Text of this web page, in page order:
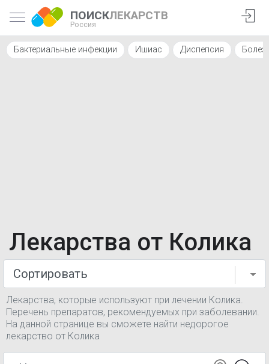
ПОИСКЛЕКАРСТВ
Россия
Бактериальные инфекции Ишиас Диспепсия
Лекарства от Колика
Лекарства, которые используют при лечении Колика.
Перечень препаратов, рекомендуемых при заболевании.
На данной странице вы сможете найти недорогое
лекарство от Колика